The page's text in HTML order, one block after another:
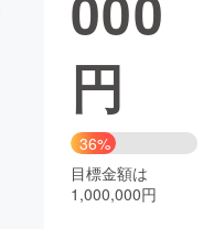
CAMPFIRE Creation
コミュニティ
円
36%
目標金額は
1,000,000円